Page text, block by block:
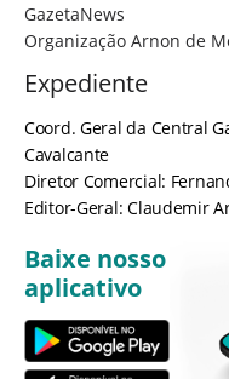
GazetaNews
Organização Arnon de
Expediente
Coord. Geral da Central
Cavalcante
Diretor Comercial:
Editor-Geral: Claudemir
Baixe nosso
aplicativo